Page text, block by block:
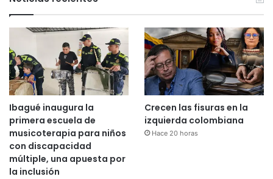
Ibagué inaugura la
primera escuela de
musicoterapia para niños
con discapacidad
múltiple, una apuesta por
la inclusión
Crecen las fisuras en la
izquierda colombiana
Hace 20 horas